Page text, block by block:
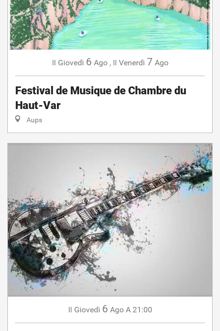
Il Giovedì 6 Ago, Il Venerdì 7 Ago
Festival de Musique de Chambre du
Haut-Var
Aups
Il Giovedì 6 Ago A 21:00